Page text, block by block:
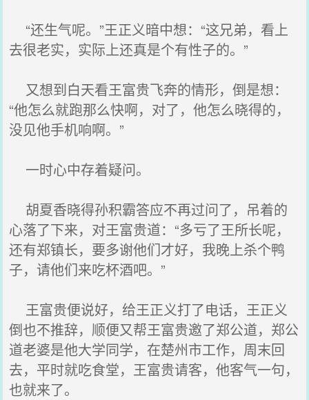
“还生气呢。”王正义暗中想：“这兄弟，看上
去很老实，实际上还真是个有性子的。”
又想到白天看王富贵飞奔的情形，倒是想：
“他怎么就跑那么快啊，对了，他怎么晓得的，
没见他手机响啊。”
一时心中存着疑问。
胡夏香晓得孙积霸答应不再过问了，吊着的
心落了下来，对王富贵道：“多亏了王所长呢，
还有郑镇长，要多谢他们才好，我晚上杀个鸭
子，请他们来吃杯酒吧。”
王富贵便说好，给王正义打了电话，王正义
倒也不推辞，顺便又帮王富贵邀了郑公道，郑公
道老婆是他大学同学，在楚州市工作，周末回
去，平时就吃食堂，王富贵请客，他客气一句，
也就来了。